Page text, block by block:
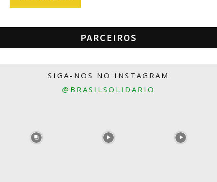
PARCEIROS
SIGA-NOS NO INSTAGRAM
@BRASILSOLIDARIO